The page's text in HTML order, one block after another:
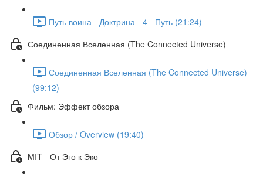
Путь воина - Доктрина - 4 - Путь (21:24)
Соединенная Вселенная (The Connected Universe)
Соединенная Вселенная (The Connected Universe)
(99:12)
Фильм: Эффект обзора
Обзор / Overview (19:40)
MIT - От Эго к Эко